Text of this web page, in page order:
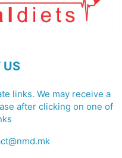
US
links. We may receive a
after clicking on one of